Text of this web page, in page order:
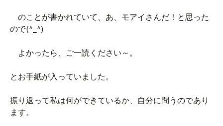
のことが書かれていて、あ、モアイさんだ！と思った
ので(^_^)
よかったら、ご一読ください～。
とお手紙が入っていました。
振り返って私は何ができているか、自分に問うのであり
ます。